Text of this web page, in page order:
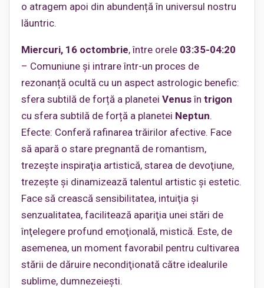
o atragem apoi din abundență în universul nostru
lăuntric.
Miercuri, 16 octombrie, între orele 03:35-04:20
– Comuniune și intrare într-un proces de
rezonanță ocultă cu un aspect astrologic benefic:
sfera subtilă de forță a planetei Venusîn trigon
cu sfera subtilă de forță a planetei Neptun.
Efecte: Conferă rafinarea trăirilor afective. Face
să apară o stare pregnantă de romantism,
trezeşte inspiraţia artistică, starea de devoţiune,
trezeşte şi dinamizează talentul artistic şi estetic.
Face să crească sensibilitatea, intuiţia şi
senzualitatea, facilitează apariţia unei stări de
înţelegere profund emoţională, mistică. Este, de
asemenea, un moment favorabil pentru cultivarea
stării de dăruire necondiţionată către idealurile
sublime, dumnezeiești.